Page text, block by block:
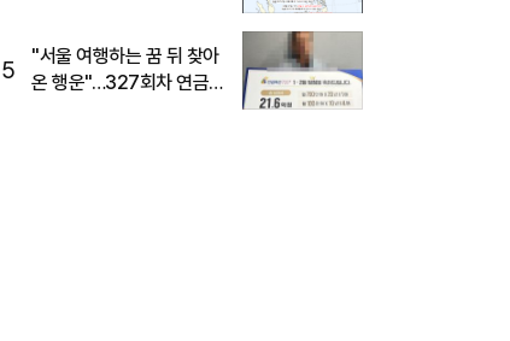
5
"서울 여행하는 꿈 뒤 찾아
온 행운"…327회차 연금